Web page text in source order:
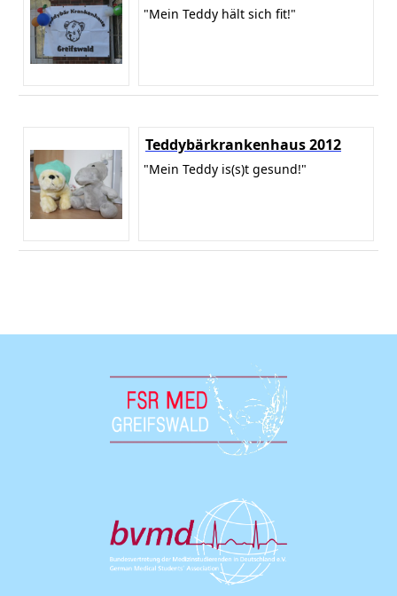
"Mein Teddy hält sich fit!"
Teddybärkrankenhaus 2012
"Mein Teddy is(s)t gesund!"